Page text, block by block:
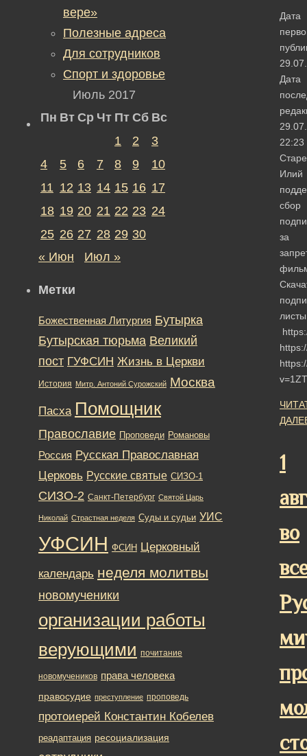
Дата
Дата
22:23
Илий
сбор
за
1
во
вере»
Полезные адреса
Для сотрудников
Спорт и здоровье
Июль 2017
Пн Вт Ср Чт Пт Сб Вс
1
2
3
4
5 6 7 8 9
10
11 12 13 14 15 16 17
18 19 20 21 22 23 24
25 26 27 28 29 30
« Июн
Июл »
Метки
Божественная Литургия Бутырка
Бутырская тюрьма Великий
пост ГУФСИН Жизнь в Церкви
История Митр. Антоний Сурожский Москва
Пасха Помощник
Православие Проповеди Романовы
Россия Русская Православная
Церковь Русские святые СИЗО-1
СИЗО-2 Санкт-Петербург Святой Царь
Николай Страстная неделя Суды и судьи УИС
УФСИН ФСИН Церковный
календарь неделя молитвы
новомученики
организации работы
верующими почитание
новомучеников права человека
правосудие преступление проповедь
протоиерей Константин Кобелев
реадаптация ресоциализация